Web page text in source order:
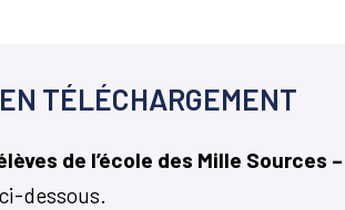
TÉLÉCHARGEMENT
de l’école des Mille Sources
dessous.